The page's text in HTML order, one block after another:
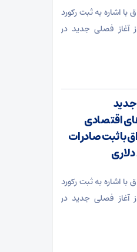
اشاره به ثبت رکورد
آغاز فصلی جدید در
اقتصادی
با ثبت صادرات
اشاره به ثبت رکورد
آغاز فصلی جدید در